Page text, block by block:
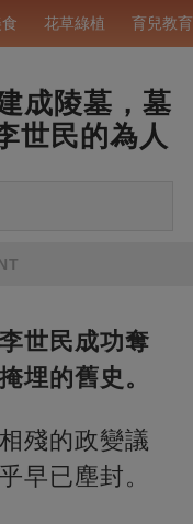
花草綠植 育兒教育
成陵墓，墓
世民的為人
世民成功奪
埋的舊史。
殘的政變議
早已塵封。